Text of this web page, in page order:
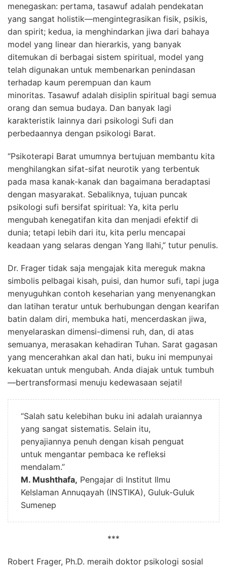
menegaskan: pertama, tasawuf adalah pendekatan
yang sangat holistik—mengintegrasikan fisik, psikis,
dan spirit; kedua, ia menghindarkan jiwa dari bahaya
model yang linear dan hierarkis, yang banyak
ditemukan di berbagai sistem spiritual, model yang
telah digunakan untuk membenarkan penindasan
terhadap kaum perempuan dan kaum
minoritas. Tasawuf adalah disiplin spiritual bagi semua
orang dan semua budaya. Dan banyak lagi
karakteristik lainnya dari psikologi Sufi dan
perbedaannya dengan psikologi Barat.
“Psikoterapi Barat umumnya bertujuan membantu kita
menghilangkan sifat-sifat neurotik yang terbentuk
pada masa kanak-kanak dan bagaimana beradaptasi
dengan masyarakat. Sebaliknya, tujuan puncak
psikologi sufi bersifat spiritual: Ya, kita perlu
mengubah kenegatifan kita dan menjadi efektif di
dunia; tetapi lebih dari itu, kita perlu mencapai
keadaan yang selaras dengan Yang Ilahi,” tutur penulis.
Dr. Frager tidak saja mengajak kita mereguk makna
simbolis pelbagai kisah, puisi, dan humor sufi, tapi juga
menyuguhkan contoh keseharian yang menyenangkan
dan latihan teratur untuk berhubungan dengan kearifan
batin dalam diri, membuka hati, mencerdaskan jiwa,
menyelaraskan dimensi-dimensi ruh, dan, di atas
semuanya, merasakan kehadiran Tuhan. Sarat gagasan
yang mencerahkan akal dan hati, buku ini mempunyai
kekuatan untuk mengubah. Anda diajak untuk tumbuh
—bertransformasi menuju kedewasaan sejati!
“Salah satu kelebihan buku ini adalah uraiannya
yang sangat sistematis. Selain itu,
penyajiannya penuh dengan kisah penguat
untuk mengantar pembaca ke refleksi
mendalam.”
M. Mushthafa, Pengajar di Institut Ilmu
KeIslaman Annuqayah (INSTIKA), Guluk-Guluk
Sumenep
***
Robert Frager, Ph.D. meraih doktor psikologi sosial